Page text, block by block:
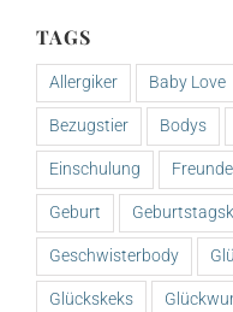
TAGS
Allergiker Baby Love
Bezugstier Bodys
Einschulung Freunde
Geburt
Geschwisterbody
Glückskeks